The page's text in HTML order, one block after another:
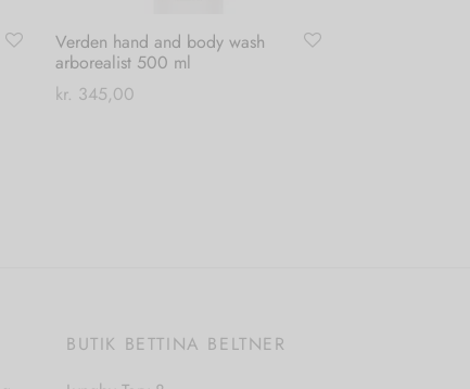
Verden hand and body wash
arborealist 500 ml
kr. 345,00
BUTIK BETTINA BELTNER